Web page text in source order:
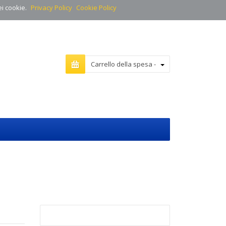
cookie. Privacy Policy Cookie Policy
Carrello della spesa -